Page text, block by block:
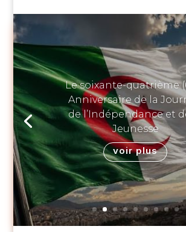
Le soixante-quatrième
Anniversaire de la
de l’Indépendance et
Jeunesse
voir plus